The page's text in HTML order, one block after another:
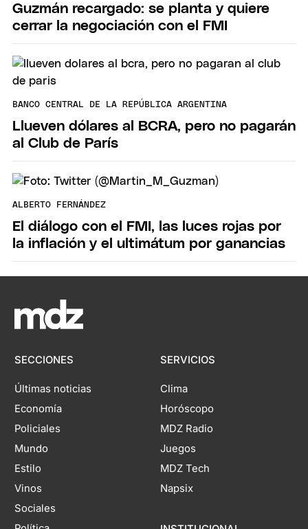
Guzmán recargado: se planta y quiere
cerrar la negociación con el FMI
BANCO CENTRAL DE LA REPÚBLICA ARGENTINA
Llueven dólares al BCRA, pero no pagarán
al Club de París
ALBERTO FERNÁNDEZ
El diálogo con el FMI, las luces rojas por
la inflación y el ultimátum por ganancias
SECCIONES
Últimas noticias
Economía
Policiales
Mundo
Estilo
Vinos
Sociales
SERVICIOS
Clima
Horóscopo
MDZ Radio
Juegos
MDZ Tech
Napsix